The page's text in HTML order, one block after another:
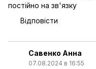
постійно на зв'язку
Відповісти
Савенко Анна
07.08.2024 в 16:55